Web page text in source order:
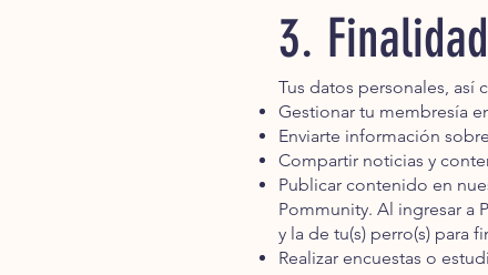
3.
Tus datos personales, así
Gestionar tu membresía
Enviarte información
Compartir noticias y
Publicar contenido en
Pommunity. Al ingresar a
y la de tu(s) perro(s) para
Realizar encuestas o